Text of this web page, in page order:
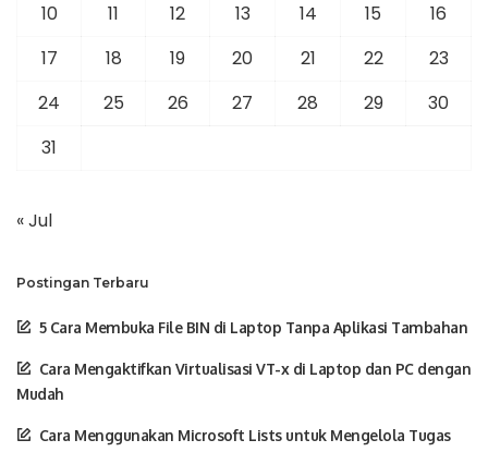
10
11 12 13 14 15
16
17
18 19 20 21 22
23
24
25 26 27 28 29
30
31
« Jul
Postingan Terbaru
5 Cara Membuka File BIN di Laptop Tanpa Aplikasi Tambahan
Cara Mengaktifkan Virtualisasi VT-x di Laptop dan PC dengan
Mudah
Cara Menggunakan Microsoft Lists untuk Mengelola Tugas